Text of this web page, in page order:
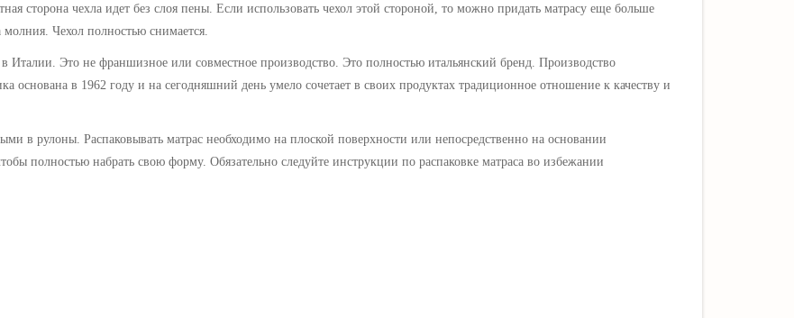
сторона чехла идет без слоя пены. Если использовать чехол этой стороной, то можно придать матрасу еще больше
Чехол полностью снимается.
Италии. Это не франшизное или совместное производство. Это полностью итальянский бренд. Производство
основана в 1962 году и на сегодняшний день умело сочетает в своих продуктах традиционное отношение к качеству и
в рулоны. Распаковывать матрас необходимо на плоской поверхности или непосредственно на основании
полностью набрать свою форму. Обязательно следуйте инструкции по распаковке матраса во избежании